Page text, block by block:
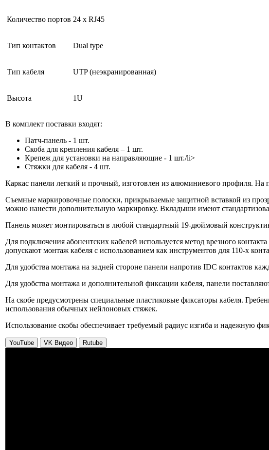
Количество портов 24 х RJ45
Тип контактов Dual type
Тип кабеля UTP (неэкранированная)
Высота 1U
В комплект поставки входят:
Патч-панель - 1 шт.
Скоба для крепления кабеля – 1 шт.
Крепеж для установки на направляющие - 1 шт./li>
Стяжки для кабеля - 4 шт.
Каркас панели легкий и прочный, изготовлен из алюминиевого профиля.
Съемные маркировочные полоски, прикрываемые защитной вставкой из
можно нанести дополнительную маркировку. Вкладыши имеют
Панель может монтироваться в любой стандартный 19-дюймовый
Для подключения абонентских кабелей используется метод врезного
допускают монтаж кабеля с использованием как инструментов для 110-х
Для удобства монтажа на задней стороне панели напротив IDC контактов
Для удобства монтажа и дополнительной фиксации кабеля, панели
На скобе предусмотрены специальные пластиковые фиксаторы кабеля.
использования обычных нейлоновых стяжек.
Использование скобы обеспечивает требуемый радиус изгиба и надежную
YouTube VK Видео Rutube